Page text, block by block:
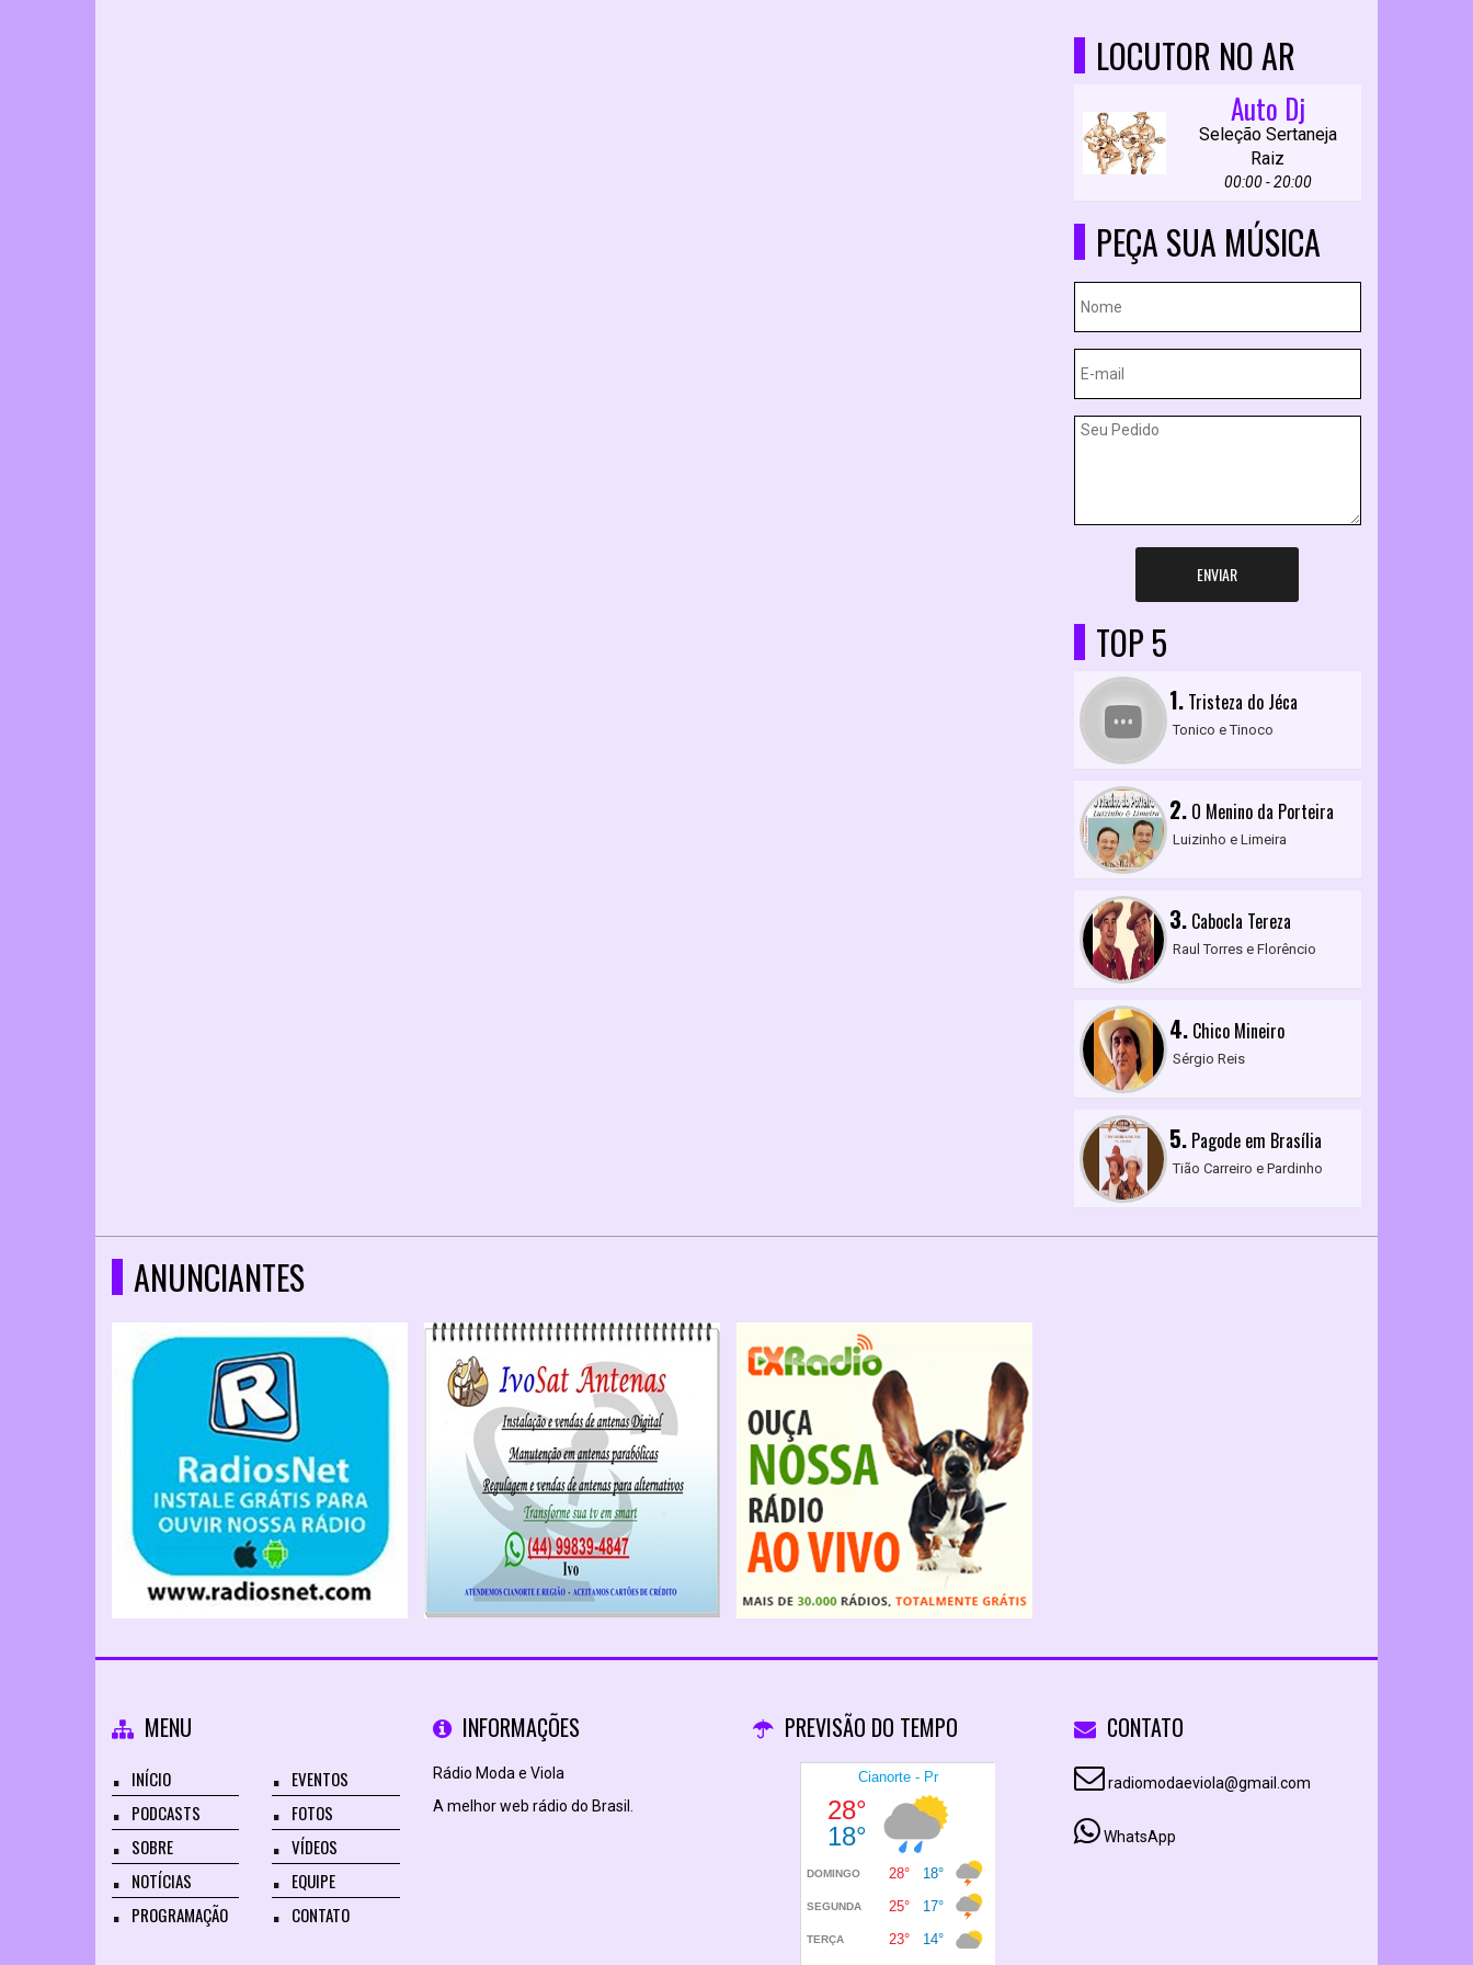
LOCUTOR NO AR
Auto Dj
Seleção Sertaneja
Raiz
00:00 - 20:00
PEÇA SUA MÚSICA
ENVIAR
TOP 5
1.Tristeza do Jéca
Tonico e Tinoco
2.O Menino da Porteira
Luizinho e Limeira
3.Cabocla Tereza
Raul Torres e Florêncio
4.Chico Mineiro
Sérgio Reis
5.Pagode em Brasília
Tião Carreiro e Pardinho
ANUNCIANTES
MENU
INÍCIO
PODCASTS
SOBRE
NOTÍCIAS
PROGRAMAÇÃO
EVENTOS
FOTOS
VÍDEOS
EQUIPE
CONTATO
INFORMAÇÕES
Rádio Moda e Viola
A melhor web rádio do Brasil.
PREVISÃO DO TEMPO CONTATO
radiomodaeviola@gmail.com
WhatsApp